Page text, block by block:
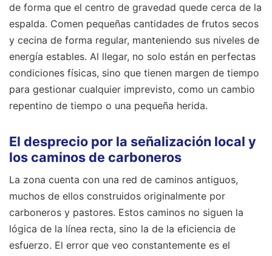
de forma que el centro de gravedad quede cerca de la
espalda. Comen pequeñas cantidades de frutos secos
y cecina de forma regular, manteniendo sus niveles de
energía estables. Al llegar, no solo están en perfectas
condiciones físicas, sino que tienen margen de tiempo
para gestionar cualquier imprevisto, como un cambio
repentino de tiempo o una pequeña herida.
El desprecio por la señalización local y
los caminos de carboneros
La zona cuenta con una red de caminos antiguos,
muchos de ellos construidos originalmente por
carboneros y pastores. Estos caminos no siguen la
lógica de la línea recta, sino la de la eficiencia de
esfuerzo. El error que veo constantemente es el